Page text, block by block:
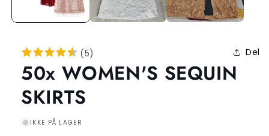
(5) Del
50x WOMEN'S SEQUIN
SKIRTS
IKKE PÅ LAGER